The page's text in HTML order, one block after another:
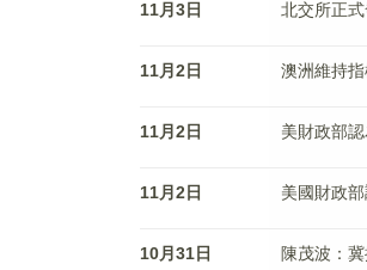
11月3日 北交所正
11月2日 澳洲維持
11月2日 美財政部
11月2日 美國財政
10月31日 陳茂波：